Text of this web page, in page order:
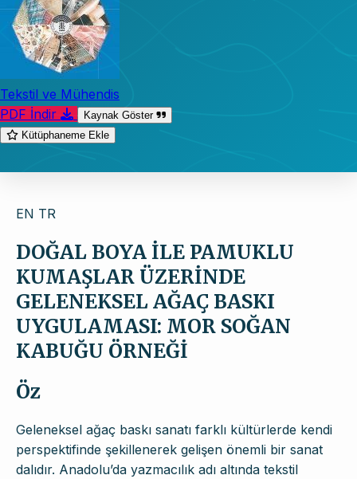
Tekstil ve Mühendis
PDF İndir
Kaynak Göster
Kütüphaneme Ekle
EN TR
DOĞAL BOYA İLE PAMUKLU
KUMAŞLAR ÜZERİNDE
GELENEKSEL AĞAÇ BASKI
UYGULAMASI: MOR SOĞAN
KABUĞU ÖRNEĞİ
Öz
Geleneksel ağaç baskı sanatı farklı kültürlerde kendi
perspektifinde şekillenerek gelişen önemli bir sanat
dalıdır. Anadolu’da yazmacılık adı altında tekstil